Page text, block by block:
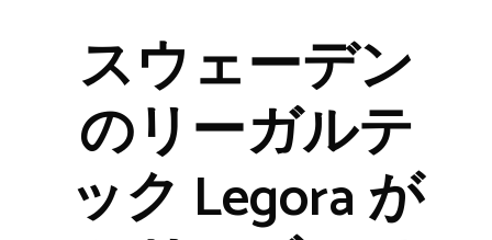
スウェーデン
のリーガルテ
ック Legora が